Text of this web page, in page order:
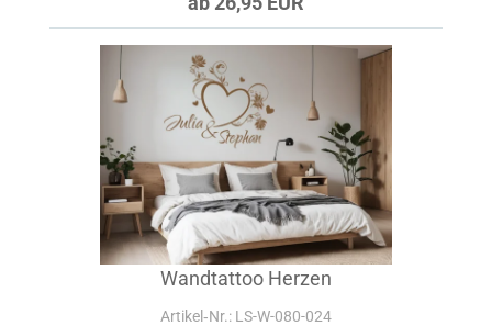
Wandtattoo Herzen
Artikel‑Nr.: LS-W-080-024